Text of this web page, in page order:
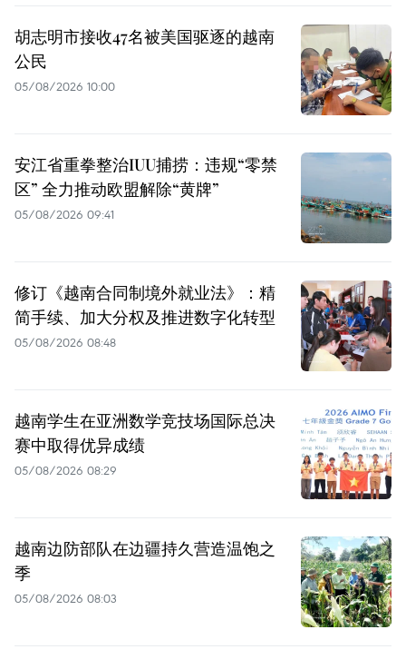
胡志明市接收47名被美国驱逐的越南
公民
05/08/2026 10:00
安江省重拳整治IUU捕捞：违规“零禁
区” 全力推动欧盟解除“黄牌”
05/08/2026 09:41
修订《越南合同制境外就业法》：精
简手续、加大分权及推进数字化转型
05/08/2026 08:48
越南学生在亚洲数学竞技场国际总决
赛中取得优异成绩
05/08/2026 08:29
越南边防部队在边疆持久营造温饱之
季
05/08/2026 08:03